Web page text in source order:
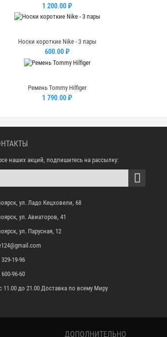
1 200.00 ₽
Носки короткие Nike - 3 пары
600.00 ₽
Ремень Tommy Hilfiger
1 790.00 ₽
наших акций, подпишитесь на рассылку:
ул. Ладо Кецховели, 68
ул. Авиаторов, 41
ул. Парусная, 12
19-96
96-60
11.00 до 21.00 Доставка по всему Миру
ДОПОЛНИТЕЛЬНО